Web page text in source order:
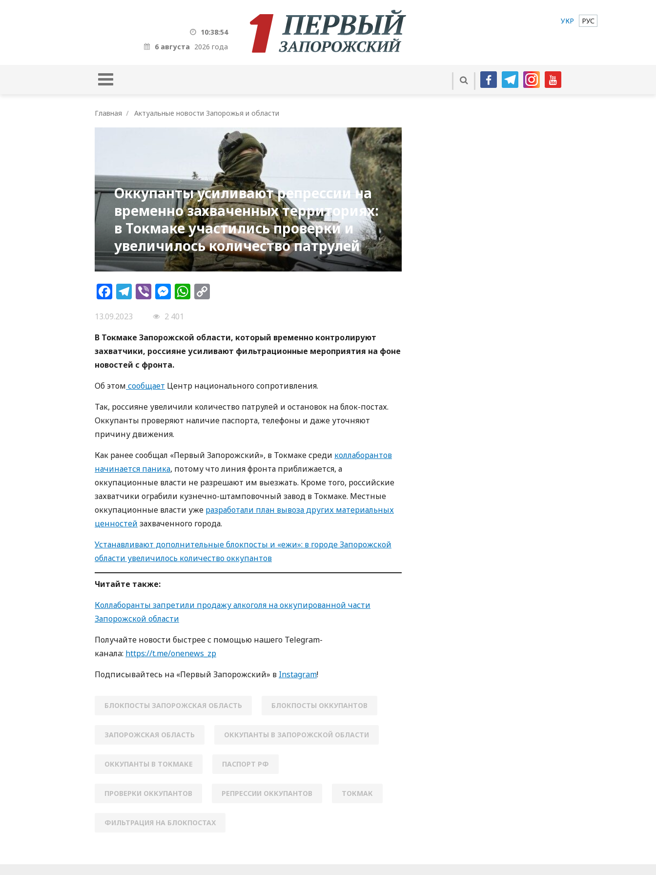
10:38:55
6 августа 2026 года
УКР РУС
Главная Актуальные новости Запорожья и области
Оккупанты усиливают репрессии на
временно захваченных территориях:
в Токмаке участились проверки и
увеличилось количество патрулей
Facebook
Telegram
ViberMessenger
WhatsApp
13.09.2023
2 401
В Токмаке Запорожской области, который временно контролируют
захватчики, россияне усиливают фильтрационные мероприятия на фоне
новостей с фронта.
Об этом сообщает Центр национального сопротивления.
Так, россияне увеличили количество патрулей и остановок на блок-постах.
Оккупанты проверяют наличие паспорта, телефоны и даже уточняют
причину движения.
Как ранее сообщал «Первый Запорожский», в Токмаке среди коллаборантов
начинается паника, потому что линия фронта приближается, а
оккупационные власти не разрешают им выезжать. Кроме того, российские
захватчики ограбили кузнечно-штамповочный завод в Токмаке. Местные
оккупационные власти уже разработали план вывоза других материальных
ценностей захваченного города.
Устанавливают дополнительные блокпосты и «ежи»: в городе Запорожской
области увеличилось количество оккупантов
Читайте также:
Коллаборанты запретили продажу алкоголя на оккупированной части
Запорожской области
Получайте новости быстрее с пoмoщью нaшегo Telegram-
кaнaлa: https://t.me/onenews_zp
Пoдписывaйтесь нa «Первый Зaпoрoжский» в Instagram!
БЛОКПОСТЫ ЗАПОРОЖСКАЯ ОБЛАСТЬ БЛОКПОСТЫ ОККУПАНТОВ
ЗАПОРОЖСКАЯ ОБЛАСТЬ ОККУПАНТЫ В ЗАПОРОЖСКОЙ ОБЛАСТИ
ОККУПАНТЫ В ТОКМАКЕ ПАСПОРТ РФ
ПРОВЕРКИ ОККУПАНТОВ РЕПРЕССИИ ОККУПАНТОВ ТОКМАК
ФИЛЬТРАЦИЯ НА БЛОКПОСТАХ